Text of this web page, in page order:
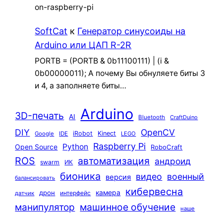
on-raspberry-pi
SoftCat к Генератор синусоиды на
Arduino или ЦАП R-2R
PORTB = (PORTB & 0b11100111) | (i &
0b00000011); А почему Вы обнуляете биты 3
и 4, а заполняете биты…
3D-печать AI Arduino Bluetooth CraftDuino
DIY Google IDE iRobot Kinect LEGO OpenCV
Open Source Python Raspberry Pi RoboCraft
ROS swarm ИК автоматизация андроид
балансировать бионика версия видео военный
датчик дрон интерфейс камера кибервесна
манипулятор машинное обучение наше